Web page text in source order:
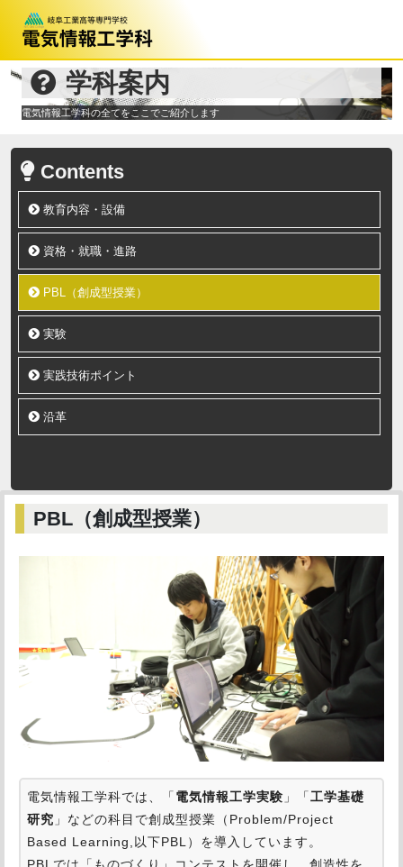
学科案内
電気情報工学科の全てをここでご紹介します
Contents
教育内容・設備
資格・就職・進路
PBL（創成型授業）
実験
実践技術ポイント
沿革
PBL（創成型授業）
電気情報工学科では、「 電気情報工学実験 」「工学基礎
研究 」などの科目で創成型授業（Problem/Project
Based Learning,以下PBL）を導入しています。